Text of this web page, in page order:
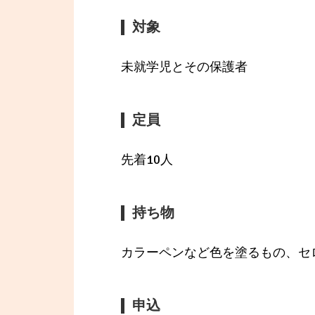
対象
未就学児とその保護者
定員
先着10人
持ち物
カラーペンなど色を塗るもの、セ
申込